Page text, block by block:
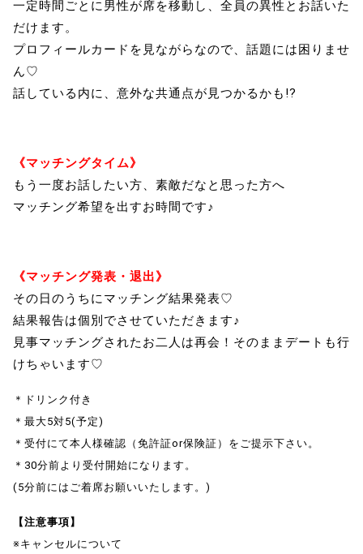
一定時間ごとに男性が席を移動し、全員の異性とお話いた
だけます。
プロフィールカードを見ながらなので、話題には困りませ
ん♡
話している内に、意外な共通点が見つかるかも!?
《マッチングタイム》
もう一度お話したい方、素敵だなと思った方へ
マッチング希望を出すお時間です♪
《マッチング発表・退出》
その日のうちにマッチング結果発表♡
結果報告は個別でさせていただきます♪
見事マッチングされたお二人は再会！そのままデートも行
けちゃいます♡
＊ドリンク付き
＊最大5対5(予定)
＊受付にて本人様確認（免許証or保険証）をご提示下さい。
＊30分前より受付開始になります。
(5分前にはご着席お願いいたします。)
【注意事項】
※キャンセルについて